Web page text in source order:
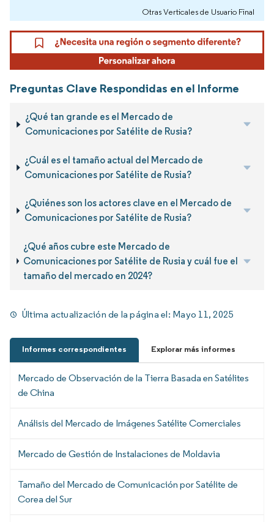
Otras Verticales de Usuario Final
Preguntas Clave Respondidas en el Informe
¿Qué tan grande es el Mercado de
Comunicaciones por Satélite de Rusia?
¿Cuál es el tamaño actual del Mercado de
Comunicaciones por Satélite de Rusia?
¿Quiénes son los actores clave en el Mercado de
Comunicaciones por Satélite de Rusia?
¿Qué años cubre este Mercado de
Comunicaciones por Satélite de Rusia y cuál fue el
tamaño del mercado en 2024?
Última actualización de la página el: Mayo 11, 2025
Informes correspondientes Explorar más informes
Mercado de Observación de la Tierra Basada en Satélites
de China
Análisis del Mercado de Imágenes Satélite Comerciales
Mercado de Gestión de Instalaciones de Moldavia
Tamaño del Mercado de Comunicación por Satélite de
Corea del Sur